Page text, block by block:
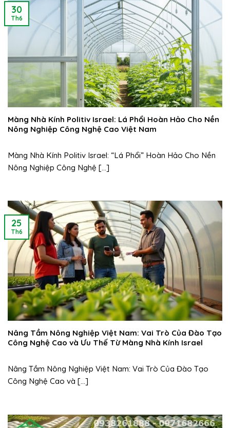
Màng Nhà Kính Politiv Israel: Lá Phổi Hoàn Hảo Cho Nền
Nông Nghiệp Công Nghệ Cao Việt Nam
Màng Nhà Kính Politiv Israel: “Lá Phổi” Hoàn Hảo Cho Nền
Nông Nghiệp Công Nghệ [...]
30
Th6
Nâng Tầm Nông Nghiệp Việt Nam: Vai Trò Của Đào Tạo
Công Nghệ Cao và Ưu Thế Từ Màng Nhà Kính Israel
Nâng Tầm Nông Nghiệp Việt Nam: Vai Trò Của Đào Tạo
Công Nghệ Cao và [...]
25
Th6